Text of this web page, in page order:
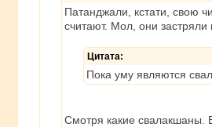
Патанджали, кстати, свою
считают. Мол, они застряли
Цитата:
Пока уму являются
Смотря какие свалакшаны.